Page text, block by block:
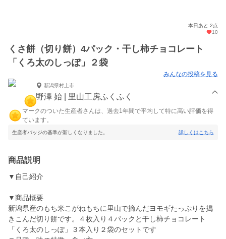
本日あと 2点
10
くさ餅（切り餅）4パック・干し柿チョコレート
「くろ太のしっぽ」２袋
みんなの投稿を見る
新潟県村上市
野澤 始 | 里山工房ふくふく
マークのついた生産者さんは、過去1年間で平均して特に高い評価を得
ています。
生産者バッジの基準が新しくなりました。 詳しくはこちら
商品説明
▼自己紹介
▼商品概要
新潟県産のもち米こがねもちに里山で摘んだヨモギたっぷりを搗
きこんだ切り餅です。４枚入り４パックと干し柿チョコレート
「くろ太のしっぽ」３本入り２袋のセットです